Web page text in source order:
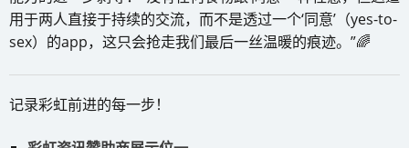
用于两人直接于持续的交流，而不是透过一个‘同意’（yes-to-
sex）的app，这只会抢走我们最后一丝温暖的痕迹。”🌈
记录彩虹前进的每一步！